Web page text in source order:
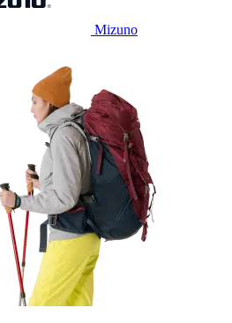
Mizuno